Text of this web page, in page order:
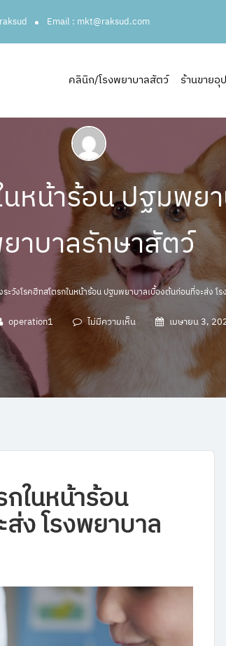
Email : mkt@raksud.com
คลินิก/โรงพยาบาลสัตว์ ร้านขาย
หน้าร้อน ปฐมพย
าบาลรักษาสัตว์
ะวังโรคฮีทสโตรกในหน้าร้อน ปฐมพยาบาลเบื้องต้นก่อนที่จะส่ง โ
operation1 ไม่มีความเห็น เมษายน 3,
ในหน้าร้อน
ง โรงพยาบาล